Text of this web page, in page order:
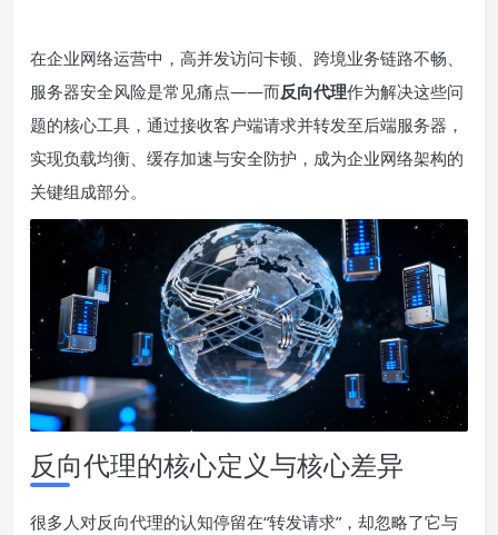
在企业网络运营中，高并发访问卡顿、跨境业务链路不畅、
服务器安全风险是常见痛点——而反向代理作为解决这些问
题的核心工具，通过接收客户端请求并转发至后端服务器，
实现负载均衡、缓存加速与安全防护，成为企业网络架构的
关键组成部分。
反向代理的核心定义与核心差异
很多人对反向代理的认知停留在“转发请求”，却忽略了它与